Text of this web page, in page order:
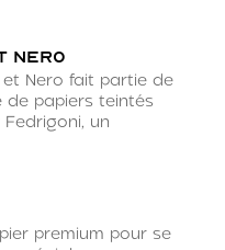
Nero
et Nero fait partie de
papiers teintés
un
premium pour se